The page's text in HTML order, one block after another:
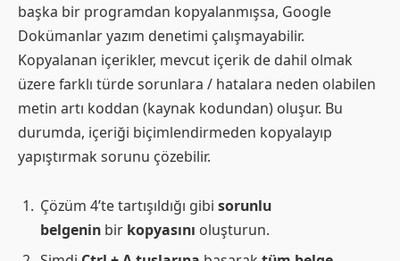
başka bir programdan kopyalanmışsa, Google
Dokümanlar yazım denetimi çalışmayabilir.
Kopyalanan içerikler, mevcut içerik de dahil olmak
üzere farklı türde sorunlara / hatalara neden olabilen
metin artı koddan (kaynak kodundan) oluşur. Bu
durumda, içeriği biçimlendirmeden kopyalayıp
yapıştırmak sorunu çözebilir.
Çözüm 4’te tartışıldığı gibi sorunlu
belgenin bir kopyasını oluşturun.